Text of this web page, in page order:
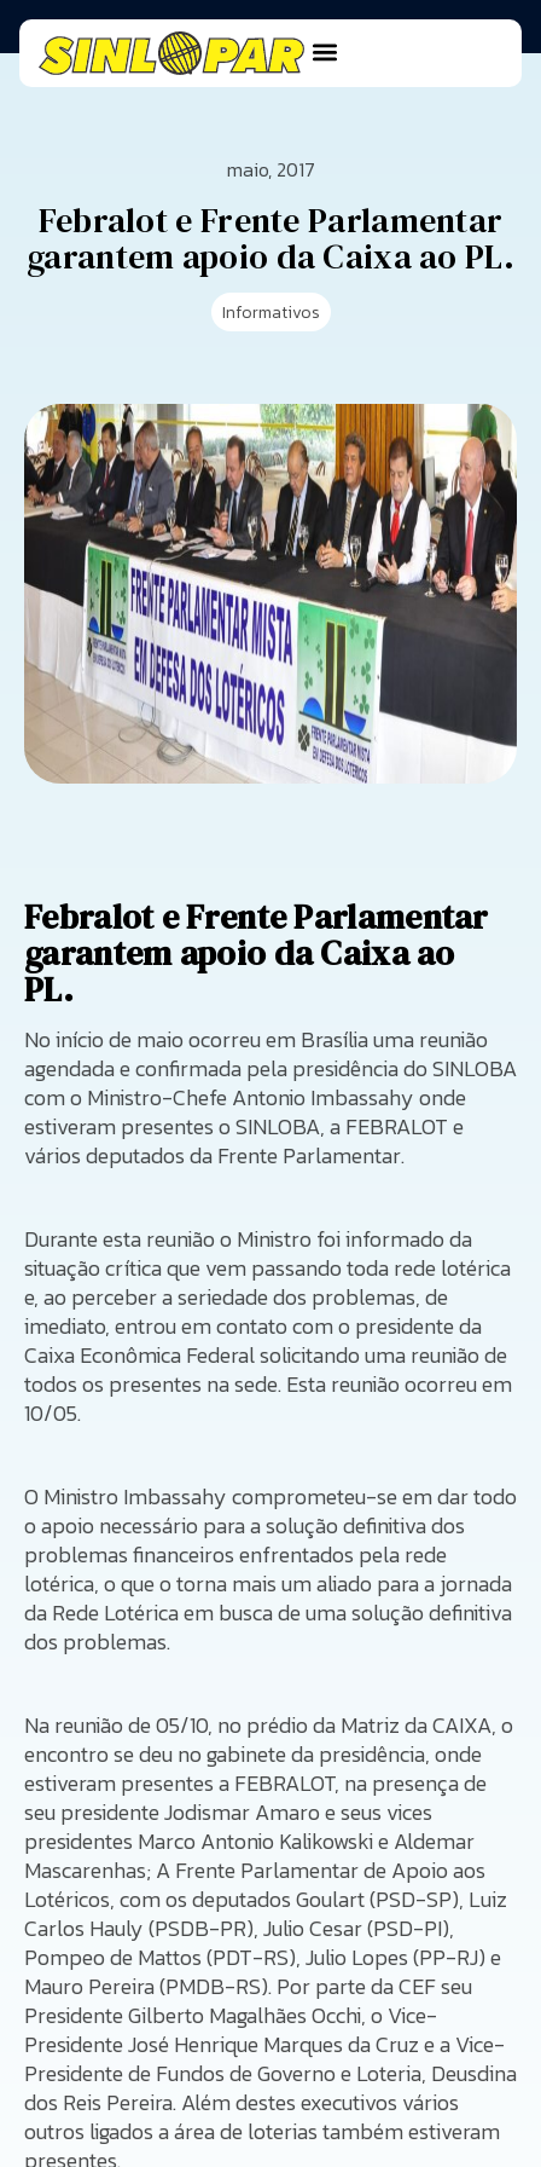
maio, 2017
Febralot e Frente Parlamentar
garantem apoio da Caixa ao PL.
Informativos
Febralot e Frente Parlamentar
garantem apoio da Caixa ao
PL.
No início de maio ocorreu em Brasília uma reunião
agendada e confirmada pela presidência do SINLOBA
com o Ministro-Chefe Antonio Imbassahy onde
estiveram presentes o SINLOBA, a FEBRALOT e
vários deputados da Frente Parlamentar.
Durante esta reunião o Ministro foi informado da
situação crítica que vem passando toda rede lotérica
e, ao perceber a seriedade dos problemas, de
imediato, entrou em contato com o presidente da
Caixa Econômica Federal solicitando uma reunião de
todos os presentes na sede. Esta reunião ocorreu em
10/05.
O Ministro Imbassahy comprometeu-se em dar todo
o apoio necessário para a solução definitiva dos
problemas financeiros enfrentados pela rede
lotérica, o que o torna mais um aliado para a jornada
da Rede Lotérica em busca de uma solução definitiva
dos problemas.
Na reunião de 05/10, no prédio da Matriz da CAIXA, o
encontro se deu no gabinete da presidência, onde
estiveram presentes a FEBRALOT, na presença de
seu presidente Jodismar Amaro e seus vices
presidentes Marco Antonio Kalikowski e Aldemar
Mascarenhas; A Frente Parlamentar de Apoio aos
Lotéricos, com os deputados Goulart (PSD-SP), Luiz
Carlos Hauly (PSDB-PR), Julio Cesar (PSD-PI),
Pompeo de Mattos (PDT-RS), Julio Lopes (PP-RJ) e
Mauro Pereira (PMDB-RS). Por parte da CEF seu
Presidente Gilberto Magalhães Occhi, o Vice-
Presidente José Henrique Marques da Cruz e a Vice-
Presidente de Fundos de Governo e Loteria, Deusdina
dos Reis Pereira. Além destes executivos vários
outros ligados a área de loterias também estiveram
presentes.